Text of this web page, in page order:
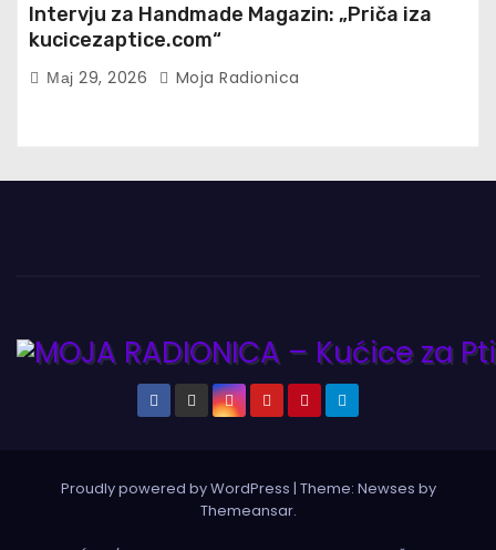
Intervju za Handmade Magazin: „Priča iza
kucicezaptice.com“
Мај 29, 2026 Moja Radionica
Proudly powered by WordPress | Theme: Newses by
Themeansar.